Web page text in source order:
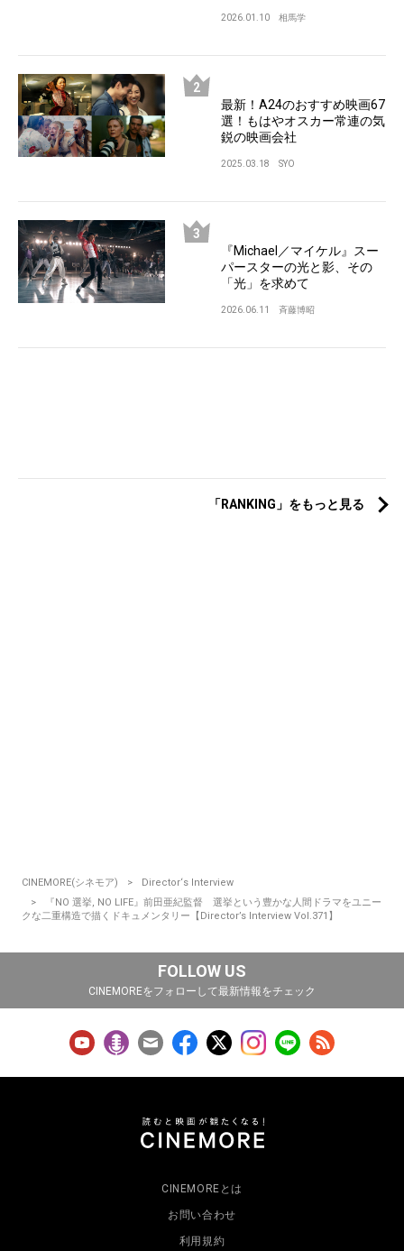
2026.01.10 相馬学
最新！A24のおすすめ映画67
選！もはやオスカー常連の気
鋭の映画会社
2025.03.18 SYO
『Michael／マイケル』スー
パースターの光と影、その
「光」を求めて
2026.06.11 斉藤博昭
「RANKING」をもっと見る
CINEMORE(シネモア)
Director‘s Interview
『NO 選挙, NO LIFE』前田亜紀監督 選挙という豊かな人間ドラマをユニー
クな二重構造で描くドキュメンタリー【Director’s Interview Vol.371】
FOLLOW US
CINEMOREをフォローして最新情報をチェック
CINEMOREとは
お問い合わせ
利用規約